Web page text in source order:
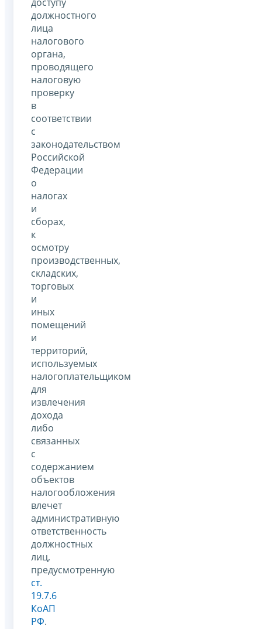
должностного
лица
налогового
органа,
проводящего
налоговую
проверку
в
соответствии
с
законодательством
Российской
Федерации
о
налогах
и
сборах,
к
осмотру
производственных,
складских,
торговых
и
иных
помещений
и
территорий,
используемых
налогоплательщиком
для
извлечения
дохода
либо
связанных
с
содержанием
объектов
налогообложения
влечет
административную
ответственность
должностных
лиц,
предусмотренную
ст.
19.7.6
КоАП
РФ.